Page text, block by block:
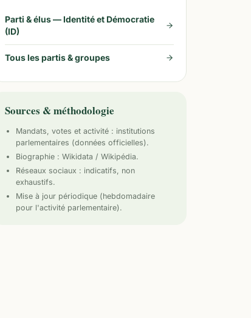
Parti & élus — Identité et Démocratie
(ID)
Tous les partis & groupes
Sources & méthodologie
Mandats, votes et activité : institutions
parlementaires (données officielles).
Biographie : Wikidata / Wikipédia.
Réseaux sociaux : indicatifs, non
exhaustifs.
Mise à jour périodique (hebdomadaire
pour l'activité parlementaire).